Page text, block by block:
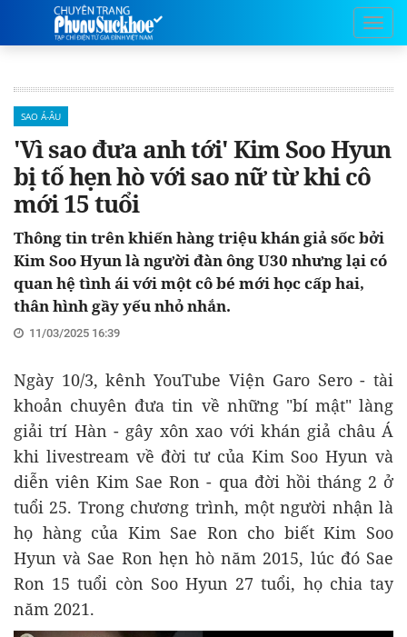
SAO Á-ÂU
'Vì sao đưa anh tới' Kim Soo Hyun
bị tố hẹn hò với sao nữ từ khi cô
mới 15 tuổi
Thông tin trên khiến hàng triệu khán giả sốc bởi
Kim Soo Hyun là người đàn ông U30 nhưng lại có
quan hệ tình ái với một cô bé mới học cấp hai,
thân hình gầy yếu nhỏ nhắn.
11/03/2025 16:39
Ngày 10/3, kênh YouTube Viện Garo Sero - tài
khoản chuyên đưa tin về những "bí mật" làng
giải trí Hàn - gây xôn xao với khán giả châu Á
khi livestream về đời tư của Kim Soo Hyun và
diễn viên Kim Sae Ron - qua đời hồi tháng 2 ở
tuổi 25. Trong chương trình, một người nhận là
họ hàng của Kim Sae Ron cho biết Kim Soo
Hyun và Sae Ron hẹn hò năm 2015, lúc đó Sae
Ron 15 tuổi còn Soo Hyun 27 tuổi, họ chia tay
năm 2021.